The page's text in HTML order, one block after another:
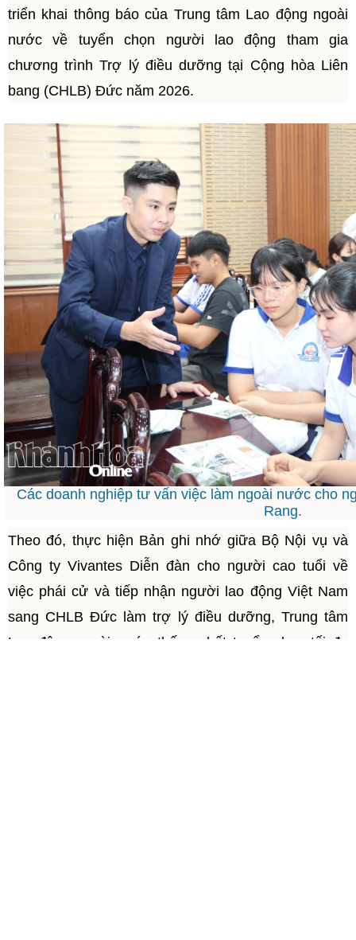
triển khai thông báo của Trung tâm Lao động ngoài
nước về tuyển chọn người lao động tham gia
chương trình Trợ lý điều dưỡng tại Cộng hòa Liên
bang (CHLB) Đức năm 2026.
Các doanh nghiệp tư vấn việc làm ngoài nước cho
Rang.
Theo đó, thực hiện Bản ghi nhớ giữa Bộ Nội vụ và
Công ty Vivantes Diễn đàn cho người cao tuổi về
việc phái cử và tiếp nhận người lao động Việt Nam
sang CHLB Đức làm trợ lý điều dưỡng, Trung tâm
Lao động ngoài nước thống nhất tuyển chọn tối đa